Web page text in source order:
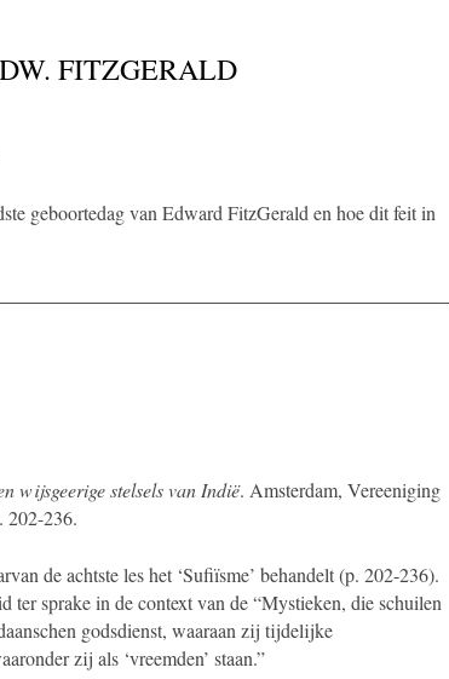
FITZGERALD
geboortedag van Edward FitzGerald en hoe dit feit in
wijsgeerige stelsels van Indië. Amsterdam, Vereeniging
202-236.
de achtste les het ‘Sufiïsme’ behandelt (p. 202-236).
sprake in de context van de “Mystieken, die schuilen
godsdienst, waaraan zij tijdelijke
zij als ‘vreemden’ staan.”